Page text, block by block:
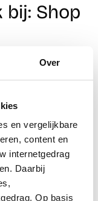
Over
en vergelijkbare
content en
internetgedrag
Daarbij
Op basis
bij: Shop